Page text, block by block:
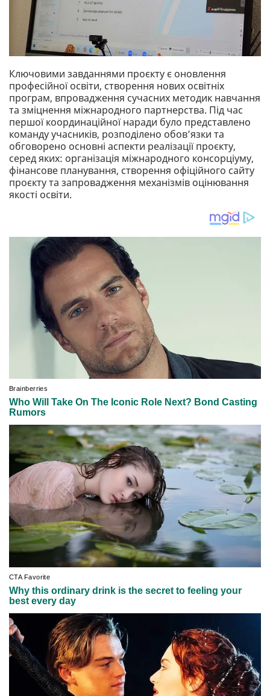
Ключовими завданнями проєкту є оновлення
професійної освіти, створення нових освітніх
програм, впровадження сучасних методик навчання
та зміцнення міжнародного партнерства. Під час
першої координаційної наради було представлено
команду учасників, розподілено обов’язки та
обговорено основні аспекти реалізації проєкту,
серед яких: організація міжнародного консорціуму,
фінансове планування, створення офіційного сайту
проєкту та запровадження механізмів оцінювання
якості освіти.